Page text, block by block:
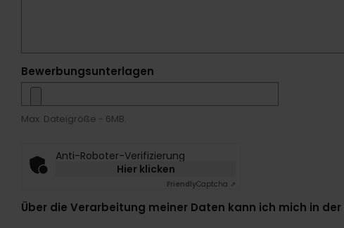
Bewerbungsunterlagen
Max. Dateigröße - 6MB.
Anti-Roboter-Verifizierung
Hier klicken
FriendlyCaptcha ⇗
Über die Verarbeitung meiner Daten kann ich mich in der